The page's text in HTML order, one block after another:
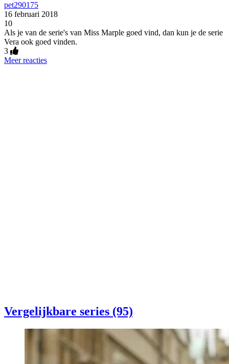
pet290175
16 februari 2018
10
Als je van de serie's van Miss Marple goed vind, dan kun je de serie
Vera ook goed vinden.
3
Meer reacties
Vergelijkbare series (95)